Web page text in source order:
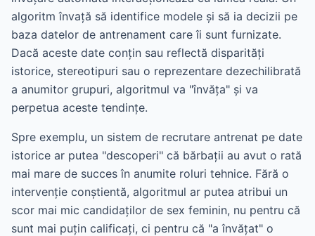
algoritm învață să identifice modele și să ia decizii pe
baza datelor de antrenament care îi sunt furnizate.
Dacă aceste date conțin sau reflectă disparități
istorice, stereotipuri sau o reprezentare dezechilibrată
a anumitor grupuri, algoritmul va "învăța" și va
perpetua aceste tendințe.
Spre exemplu, un sistem de recrutare antrenat pe date
istorice ar putea "descoperi" că bărbații au avut o rată
mai mare de succes în anumite roluri tehnice. Fără o
intervenție conștientă, algoritmul ar putea atribui un
scor mai mic candidaților de sex feminin, nu pentru că
sunt mai puțin calificați, ci pentru că "a învățat" o